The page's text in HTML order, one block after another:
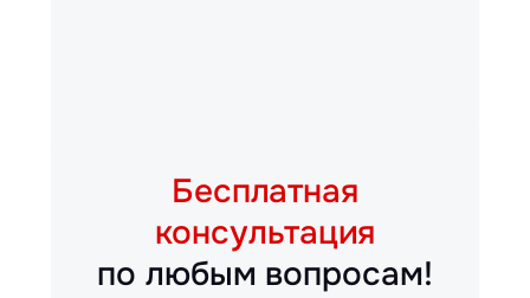
Бесплатная
консультация
по любым вопросам!